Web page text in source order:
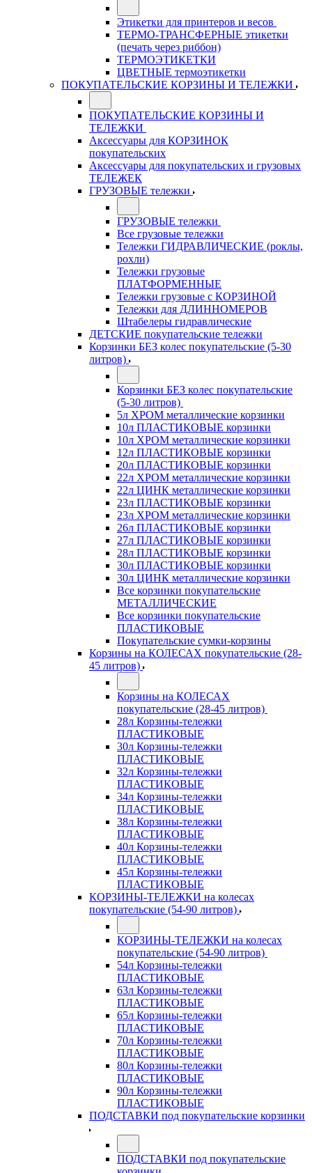
Этикетки для принтеров и весов
ТЕРМО-ТРАНСФЕРНЫЕ этикетки
(печать через риббон)
ТЕРМОЭТИКЕТКИ
ЦВЕТНЫЕ термоэтикетки
ПОКУПАТЕЛЬСКИЕ КОРЗИНЫ И ТЕЛЕЖКИ
ПОКУПАТЕЛЬСКИЕ КОРЗИНЫ И
ТЕЛЕЖКИ
Аксессуары для КОРЗИНОК
покупательских
Аксессуары для покупательских и грузовых
ТЕЛЕЖЕК
ГРУЗОВЫЕ тележки
ГРУЗОВЫЕ тележки
Все грузовые тележки
Тележки ГИДРАВЛИЧЕСКИЕ (роклы,
рохли)
Тележки грузовые
ПЛАТФОРМЕННЫЕ
Тележки грузовые с КОРЗИНОЙ
Тележки для ДЛИННОМЕРОВ
Штабелеры гидравлические
ДЕТСКИЕ покупательские тележки
Корзинки БЕЗ колес покупательские (5-30
литров)
Корзинки БЕЗ колес покупательские
(5-30 литров)
5л ХРОМ металлические корзинки
10л ПЛАСТИКОВЫЕ корзинки
10л ХРОМ металлические корзинки
12л ПЛАСТИКОВЫЕ корзинки
20л ПЛАСТИКОВЫЕ корзинки
22л ХРОМ металлические корзинки
22л ЦИНК металлические корзинки
23л ПЛАСТИКОВЫЕ корзинки
23л ХРОМ металлические корзинки
26л ПЛАСТИКОВЫЕ корзинки
27л ПЛАСТИКОВЫЕ корзинки
28л ПЛАСТИКОВЫЕ корзинки
30л ПЛАСТИКОВЫЕ корзинки
30л ЦИНК металлические корзинки
Все корзинки покупательские
МЕТАЛЛИЧЕСКИЕ
Все корзинки покупательские
ПЛАСТИКОВЫЕ
Покупательские сумки-корзины
Корзины на КОЛЕСАХ покупательские (28-
45 литров)
Корзины на КОЛЕСАХ
покупательские (28-45 литров)
28л Корзины-тележки
ПЛАСТИКОВЫЕ
30л Корзины-тележки
ПЛАСТИКОВЫЕ
32л Корзины-тележки
ПЛАСТИКОВЫЕ
34л Корзины-тележки
ПЛАСТИКОВЫЕ
38л Корзины-тележки
ПЛАСТИКОВЫЕ
40л Корзины-тележки
ПЛАСТИКОВЫЕ
45л Корзины-тележки
ПЛАСТИКОВЫЕ
КОРЗИНЫ-ТЕЛЕЖКИ на колесах
покупательские (54-90 литров)
КОРЗИНЫ-ТЕЛЕЖКИ на колесах
покупательские (54-90 литров)
54л Корзины-тележки
ПЛАСТИКОВЫЕ
63л Корзины-тележки
ПЛАСТИКОВЫЕ
65л Корзины-тележки
ПЛАСТИКОВЫЕ
70л Корзины-тележки
ПЛАСТИКОВЫЕ
80л Корзины-тележки
ПЛАСТИКОВЫЕ
90л Корзины-тележки
ПЛАСТИКОВЫЕ
ПОДСТАВКИ под покупательские корзинки
ПОДСТАВКИ под покупательские